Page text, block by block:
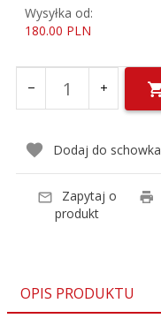
Wysyłka od:
180.00 PLN
Dodaj do schowka
Zapytaj o
produkt
OPIS PRODUKTU